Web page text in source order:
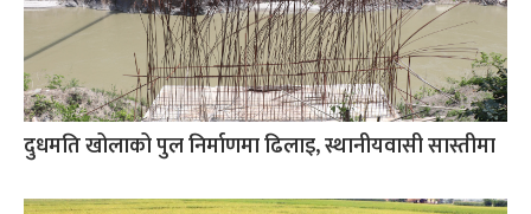
दुधमति खोलाको पुल निर्माणमा ढिलाइ, स्थानीयवासी सास्तीमा